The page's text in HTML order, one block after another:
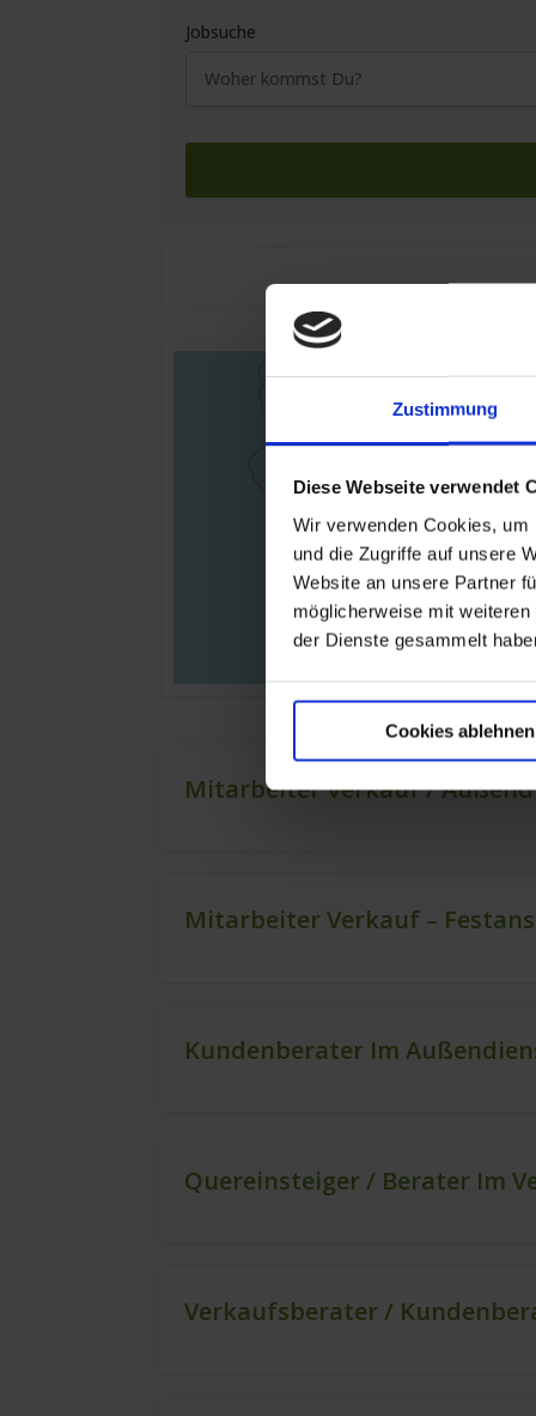
Zustimmung
Diese Webseite verwendet
Wir verwenden Cookies,
und die Zugriffe auf unsere
Website an unsere Partner
möglicherweise mit
der Dienste gesammelt
Cookies ablehnen
Jobsuche
Mitarbeiter Verkauf /
Mitarbeiter Verkauf –
Kundenberater Im
Quereinsteiger / Berater Im
Verkaufsberater /